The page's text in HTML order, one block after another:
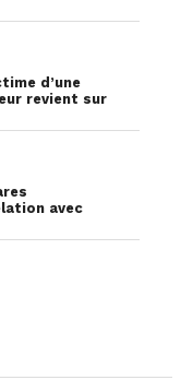
d’une
revient sur
avec